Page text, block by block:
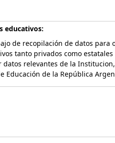
educativos:
de recopilación de datos para
tanto privados como
relevantes de la
Educación de la República